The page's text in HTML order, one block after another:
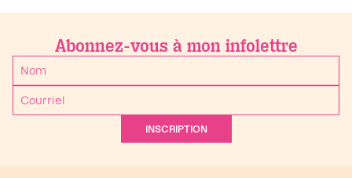
Abonnez-vous à mon infolettre
INSCRIPTION